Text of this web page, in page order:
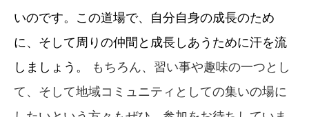
いのです。この道場で、自分自身の成長のため
に、そして周りの仲間と成長しあうために汗を流
しましょう。
もちろん、習い事や趣味の一つとし
て、そして地域コミュニティとしての集いの場に